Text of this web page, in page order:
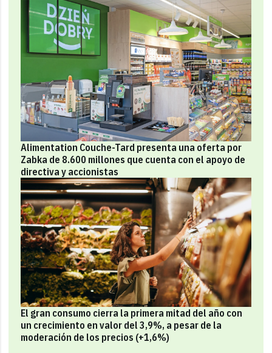
Alimentation Couche-Tard presenta una oferta por
Zabka de 8.600 millones que cuenta con el apoyo de
directiva y accionistas
El gran consumo cierra la primera mitad del año con
un crecimiento en valor del 3,9%, a pesar de la
moderación de los precios (+1,6%)